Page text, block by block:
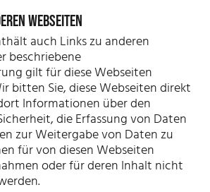
WEBSEITEN
auch Links zu anderen
beschriebene
gilt für diese Webseiten
bitten Sie, diese Webseiten direkt
Informationen über den
die Erfassung von Daten
zur Weitergabe von Daten zu
für von diesen Webseiten
oder für deren Inhalt nicht